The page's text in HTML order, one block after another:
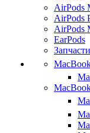
AirPods
AirPods
AirPods
EarPods